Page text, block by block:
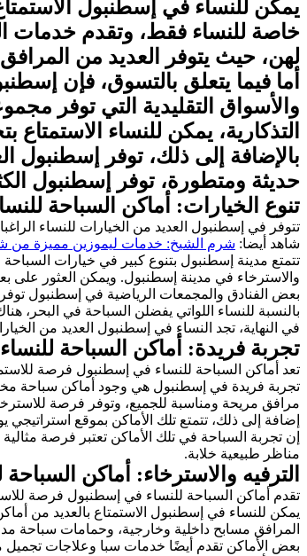
يمكن للنساء في إسطنبول
خاصة للنساء فقط، وتقدم خدمات
لهن، حيث يتوفر العديد من
أما فيما يتعلق بالتسوق، فإن
والأسواق التقليدية التي توفر
التذكارية، يمكن للنساء
بالإضافة إلى ذلك، توفر إسطنبول
حديثة ومتطورة، توفر إسطنبول
تنوع الخيارات: أماكن السباحة
تتوفر في إسطنبول العديد من الخيارات للنساء
شاهد أيضا: شرم الشيخ: خدمات ليموزين مميزة من
تتمتع مدينة إسطنبول بتنوع كبير في خيارات
والاسترخاء في مدينة إسطنبول. ويمكن العثور على
بعض الفنادق والمجمعات الرياضية في إسطنبول
بالنسبة للنساء اللواتي يفضلن السباحة في
في النهاية، تجد النساء في إسطنبول العديد من
تجربة فريدة: أماكن السباحة
تعد أماكن السباحة للنساء في إسطنبول فرصة
تجربة فريدة في إسطنبول هي وجود أماكن سباحة
مرافق مريحة ومناسبة للجميع، وتوفر فرصة
إضافة إلى ذلك، تتمتع تلك الأماكن بموقع
إن تجربة السباحة في تلك الأماكن تعتبر فرصة
مناظر طبيعية خلابة.
الترفيه والاسترخاء: أماكن
تقدم أماكن السباحة للنساء في إسطنبول فرصة
يمكن للنساء في إسطنبول الاستمتاع بالعديد من
المرافق مسابح داخلية وخارجية، وحمامات
بعض الأماكن تقدم أيضًا خدمات سبا وعلاجات تجميل